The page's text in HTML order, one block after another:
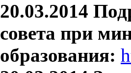
20.03.2014
совета при
образования: